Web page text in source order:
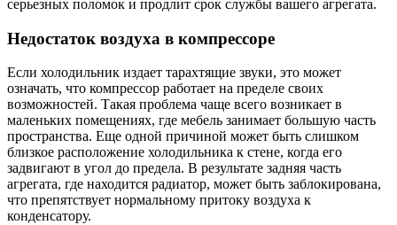
серьезных поломок и продлит срок службы вашего агрегата.
Недостаток воздуха в компрессоре
Если холодильник издает тарахтящие звуки, это может
означать, что компрессор работает на пределе своих
возможностей. Такая проблема чаще всего возникает в
маленьких помещениях, где мебель занимает большую часть
пространства. Еще одной причиной может быть слишком
близкое расположение холодильника к стене, когда его
задвигают в угол до предела. В результате задняя часть
агрегата, где находится радиатор, может быть заблокирована,
что препятствует нормальному притоку воздуха к
конденсатору.